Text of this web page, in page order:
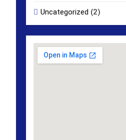
Uncategorized (2)